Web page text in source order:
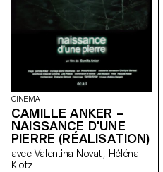
CINEMA
CAMILLE ANKER –
NAISSANCE D'UNE
PIERRE (RÉALISATION)
avec Valentina Novati, Héléna
Klotz